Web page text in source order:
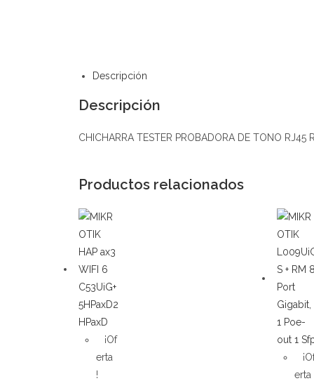
Descripción
Descripción
CHICHARRA TESTER PROBADORA DE TONO RJ45
Productos relacionados
¡Of
erta
!
erta